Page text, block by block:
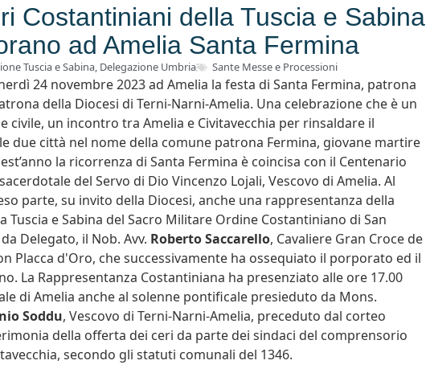
Costantiniani della Tuscia e Sabina
ad Amelia Santa Fermina
Tuscia e Sabina, Delegazione Umbria Sante Messe e Processioni
24 novembre 2023 ad Amelia la festa di Santa Fermina, patrona
della Diocesi di Terni-Narni-Amelia. Una celebrazione che è un
civile, un incontro tra Amelia e Civitavecchia per rinsaldare il
due città nel nome della comune patrona Fermina, giovane martire
la ricorrenza di Santa Fermina è coincisa con il Centenario
del Servo di Dio Vincenzo Lojali, Vescovo di Amelia. Al
parte, su invito della Diocesi, anche una rappresentanza della
Tuscia e Sabina del Sacro Militare Ordine Costantiniano di San
Delegato, il Nob. Avv. Roberto Saccarello, Cavaliere Gran Croce de
Placca d'Oro, che successivamente ha ossequiato il porporato ed il
La Rappresentanza Costantiniana ha presenziato alle ore 17.00
di Amelia anche al solenne pontificale presieduto da Mons.
Soddu, Vescovo di Terni-Narni-Amelia, preceduto dal corteo
della offerta dei ceri da parte dei sindaci del comprensorio
secondo gli statuti comunali del 1346.